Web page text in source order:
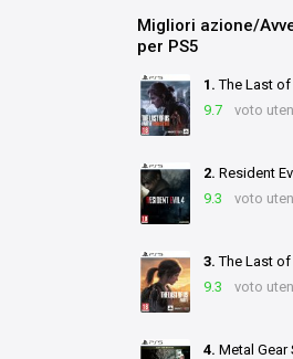
Migliori azione/
per PS5
1. The Last of Us
9.7
voto
2. Resident
9.3
voto
3. The Last of
9.3
voto
4. Metal Gear Solid